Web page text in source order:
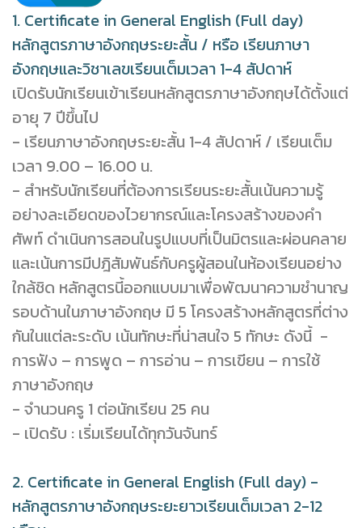
1. Certificate in General English (Full day)
หลักสูตรภาษาอังกฤษระยะสั้น / หรือ เรียนภาษา
อังกฤษและวิชาเลขเรียนเต็มเวลา 1-4 สัปดาห์
เปิดรับนักเรียนเข้าเรียนหลักสูตรภาษาอังกฤษได้ตั้งแต่
อายุ 7 ปีขึ้นไป
- เรียนภาษาอังกฤษระยะสั้น 1-4 สัปดาห์ / เรียนเต็ม
เวลา 9.00 – 16.00 น.
- สำหรับนักเรียนที่ต้องการเรียนระยะสั้นเน้นความรู้
อย่างละเอียดของไวยากรณ์และโครงสร้างของคำ
ศัพท์ ดำเนินการสอนในรูปแบบที่เป็นมิตรและผ่อนคลาย
และเน้นการมีปฎิสัมพันธ์กับครูผู้สอนในห้องเรียนอย่าง
ใกล้ชิด หลักสูตรนี้ออกแบบมาเพื่อพัฒนาความชำนาญ
รอบด้านในภาษาอังกฤษ มี 5 โครงสร้างหลักสูตรที่ต่าง
กันในแต่ละระดับ เน้นทักษะที่น่าสนใจ 5 ทักษะ ดังนี้ -
การฟัง – การพูด – การอ่าน – การเขียน – การใช้
ภาษาอังกฤษ
- จำนวนครู 1 ต่อนักเรียน 25 คน
- เปิดรับ : เริ่มเรียนได้ทุกวันจันทร์
2. Certificate in General English (Full day) -
หลักสูตรภาษาอังกฤษระยะยาวเรียนเต็มเวลา 2-12